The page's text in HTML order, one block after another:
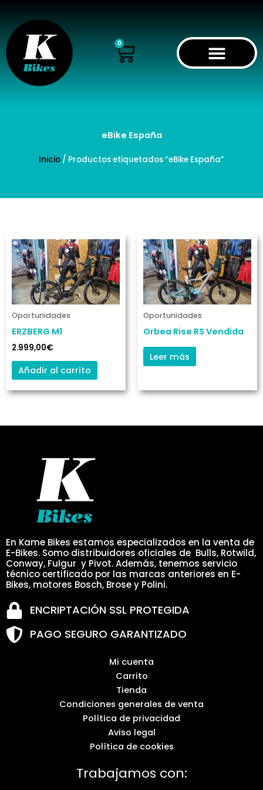
contenido
0
Cart
eBike España
Inicio / Productos etiquetados “eBike España”
Oportunidades
ERZBERG M1
2.999,00€
Añadir al carrito
Oportunidades
Orbea Rise RS Vendida
Leer más
En Kame Bikes estamos especializados en la venta de
E-Bikes. Somo distribuidores oficiales de Bulls, Rotwild,
Conway, Fulgur y Pivot. Además, tenemos servicio
técnico certificado por las marcas anteriores en E-
Bikes, motores Bosch, Brose y Polini.
ENCRIPTACIÓN SSL PROTEGIDA
PAGO SEGURO GARANTIZADO
Mi cuenta
Carrito
Tienda
Condiciones generales de venta
Política de privacidad
Aviso legal
Política de cookies
Trabajamos con: